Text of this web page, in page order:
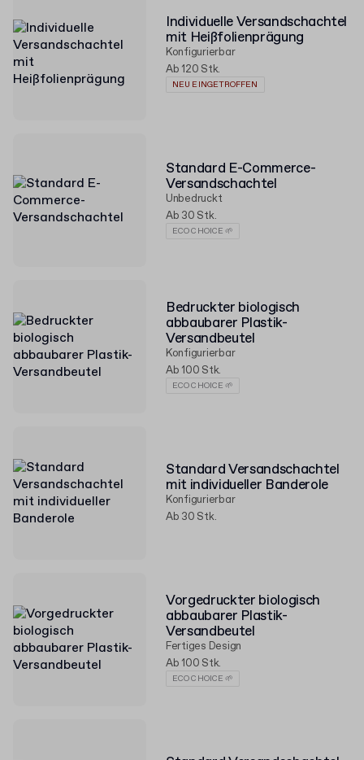
Individuelle Versandschachtel
mit Heißfolienprägung
Konfigurierbar
Ab 120 Stk.
NEU EINGETROFFEN
Standard E-Commerce-
Versandschachtel
Unbedruckt
Ab 30 Stk.
ECO CHOICE 🌱
Bedruckter biologisch
abbaubarer Plastik-
Versandbeutel
Konfigurierbar
Ab 100 Stk.
ECO CHOICE 🌱
Standard Versandschachtel
mit individueller Banderole
Konfigurierbar
Ab 30 Stk.
Vorgedruckter biologisch
abbaubarer Plastik-
Versandbeutel
Fertiges Design
Ab 100 Stk.
ECO CHOICE 🌱